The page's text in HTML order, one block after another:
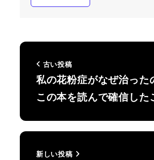
古い投稿
私の花粉症がなぜ治った
この本を読んで確信した
新しい投稿